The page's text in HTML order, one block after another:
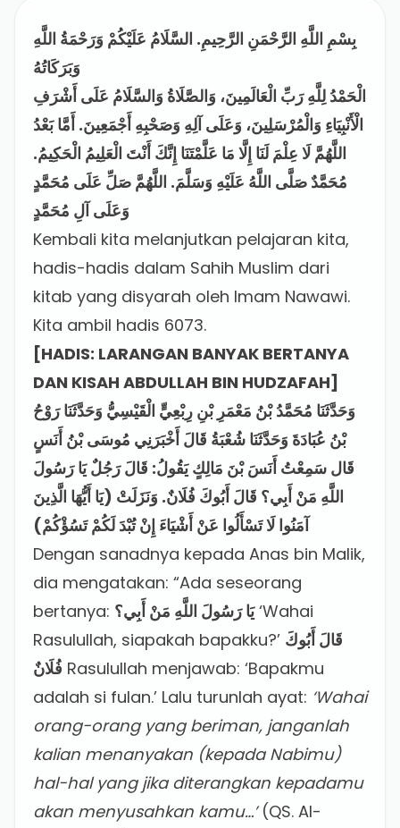
بِسْمِ اللَّهِ الرَّحْمَنِ الرَّحِيمِ. السَّلَامُ عَلَيْكُمْ وَرَحْمَةُ اللَّهِ
وَبَرَكَاتُهُ
الْحَمْدُ لِلَّهِ رَبِّ الْعَالَمِينَ، وَالصَّلَاةُ وَالسَّلَامُ عَلَى أَشْرَفِ
الْأَنْبِيَاءِ وَالْمُرْسَلِينَ، وَعَلَى آلِهِ وَصَحْبِهِ أَجْمَعِينَ. أَمَّا بَعْدُ
اللَّهُمَّ لَا عِلْمَ لَنَا إِلَّا مَا عَلَّمْتَنَا إِنَّكَ أَنْتَ الْعَلِيمُ الْحَكِيمُ.
مُحَمَّدٌ صَلَّى اللَّهُ عَلَيْهِ وَسَلَّمَ. اللَّهُمَّ صَلِّ عَلَى مُحَمَّدٍ
وَعَلَى آلِ مُحَمَّدٍ
Kembali kita melanjutkan pelajaran kita,
hadis-hadis dalam Sahih Muslim dari
kitab yang disyarah oleh Imam Nawawi.
Kita ambil hadis 6073.
[HADIS: LARANGAN BANYAK BERTANYA
DAN KISAH ABDULLAH BIN HUDZAFAH]
وَحَدَّثَنَا مُحَمَّدُ بْنُ مَعْمَرِ بْنِ رِبْعِيٍّ الْقَيْسِيُّ وَحَدَّثَنَا رَوْحُ
بْنُ عُبَادَةَ وَحَدَّثَنَا شُعْبَةُ قَالَ أَخْبَرَنِي مُوسَى بْنُ أَنَسٍ
قَال سَمِعْتُ أَنَسَ بْنَ مَالِكٍ يَقُولُ: قَالَ رَجُلٌ يَا رَسُولَ
اللَّهِ مَنْ أَبِي؟ قَالَ أَبُوكَ فُلَانٌ. وَنَزَلَتْ (يَا أَيُّهَا الَّذِينَ
آمَنُوا لَا تَسْأَلُوا عَنْ أَشْيَاءَ إِنْ تُبْدَ لَكُمْ تَسُؤْكُمْ)
Dengan sanadnya kepada Anas bin Malik,
dia mengatakan: “Ada seseorang
bertanya: يَا رَسُولَ اللَّهِ مَنْ أَبِي؟‘Wahai
Rasulullah, siapakah bapakku?’ قَالَ أَبُوكَ
فُلَانٌ Rasulullah menjawab: ‘Bapakmu
adalah si fulan.’ Lalu turunlah ayat: ‘Wahai
orang-orang yang beriman, janganlah
kalian menanyakan (kepada Nabimu)
hal-hal yang jika diterangkan kepadamu
akan menyusahkan kamu…’(QS. Al-